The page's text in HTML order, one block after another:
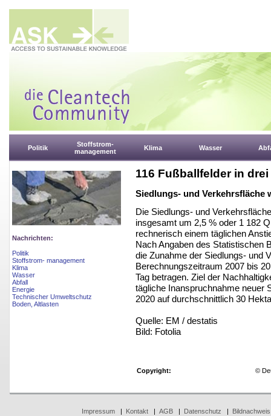
Politik
Stoffstrom-
management
Klima Wasser
Nachrichten:
Politik
Stoffstrom- management
Klima
Wasser
Abfall
Energie
Technischer Umweltschutz
Boden, Altlasten
116 Fußballfelder in
Siedlungs- und Verkehrsfläche
Die Siedlungs- und
insgesamt um 2,5 % oder 1 182
rechnerisch einem täglichen
Nach Angaben des Statistischen
die Zunahme der Siedlungs- und
Berechnungszeitraum 2007 bis
Tag betragen. Ziel der
tägliche Inanspruchnahme neuer
2020 auf durchschnittlich 30
Quelle: EM / destatis
Bild: Fotolia
Copyright: ©
Impressum| Kontakt| AGB| Datenschutz Bildnachweis